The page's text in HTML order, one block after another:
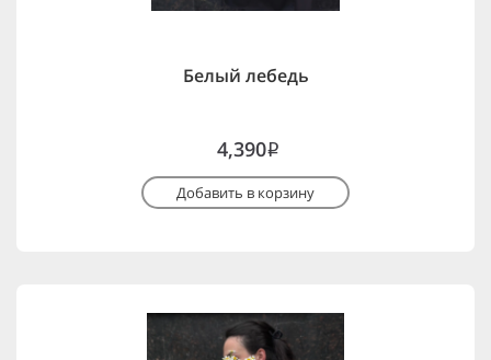
Белый лебедь
4,390i
Добавить в корзину